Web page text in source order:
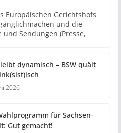
Europäischen Gerichtshofs
und die
Sendungen (Presse,
dynamisch – BSW quält
2026
für Sachsen-
Gut gemacht!